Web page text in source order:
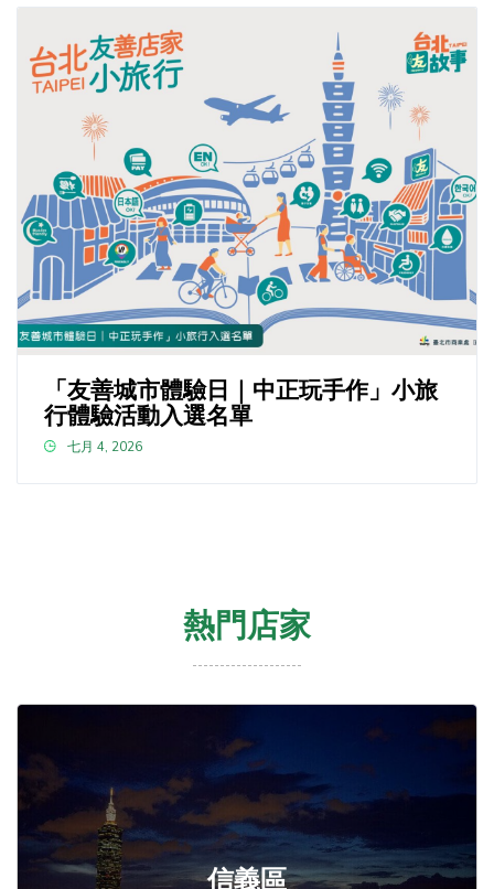
「友善城市體驗日｜中正玩手作」小旅
行體驗活動入選名單
七月 4, 2026
熱門店家
信義區